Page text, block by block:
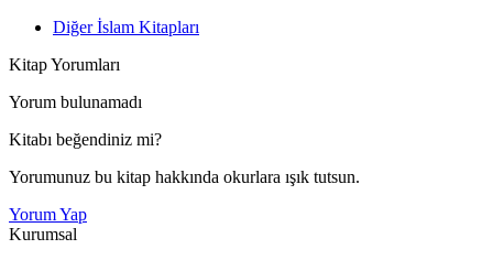
Diğer İslam Kitapları
Kitap Yorumları
Yorum bulunamadı
Kitabı beğendiniz mi?
Yorumunuz bu kitap hakkında okurlara ışık tutsun.
Yorum Yap
Kurumsal